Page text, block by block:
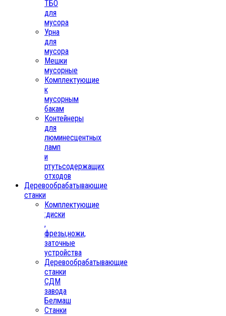
ТБО
для
мусора
Урна
для
мусора
Мешки
мусорные
Комплектующие
к
мусорным
бакам
Контейнеры
для
люминесцентных
ламп
и
ртутьсодержащих
отходов
Деревообрабатывающие
станки
Комплектующие
:диски
,
фрезы,ножи,
заточные
устройства
Деревообрабатывающие
станки
СДМ
завода
Белмаш
Станки